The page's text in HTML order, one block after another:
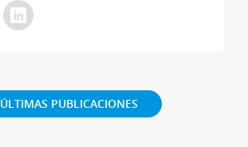
ÚLTIMAS PUBLICACIONES